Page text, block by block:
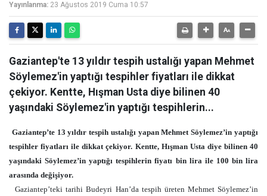
Yayınlanma: 23 Ağustos 2019 Cuma 10:57
Gaziantep'te 13 yıldır tespih ustalığı yapan Mehmet
Söylemez'in yaptığı tespihler fiyatları ile dikkat
çekiyor. Kentte, Hışman Usta diye bilinen 40
yaşındaki Söylemez'in yaptığı tespihlerin...
Gaziantep’te 13 yıldır tespih ustalığı yapan Mehmet Söylemez’in yaptığı
tespihler fiyatları ile dikkat çekiyor. Kentte, Hışman Usta diye bilinen 40
yaşındaki Söylemez’in yaptığı tespihlerin fiyatı bin lira ile 100 bin lira
arasında değişiyor.
Gaziantep’teki tarihi Budeyri Han’da tespih üreten Mehmet Söylemez’in